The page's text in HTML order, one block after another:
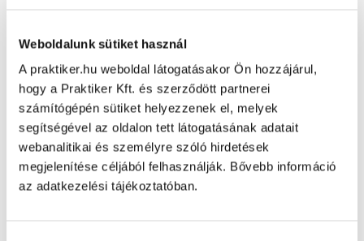
Weboldalunk sütiket használ
A praktiker.hu weboldal látogatásakor Ön hozzájárul,
hogy a Praktiker Kft. és szerződött partnerei
számítógépén sütiket helyezzenek el, melyek
segítségével az oldalon tett látogatásának adatait
webanalitikai és személyre szóló hirdetések
megjelenítése céljából felhasználják. Bővebb információ
az adatkezelési tájékoztatóban.
Oldal újratöltése